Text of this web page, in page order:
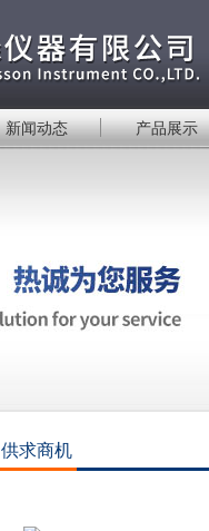
新闻动态 产品展示
供求商机